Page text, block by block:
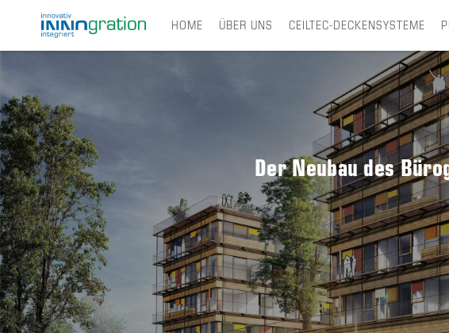
main
content
HOME ÜBER UNS CEILTEC-DECKENSYSTEME
Der Neubau des